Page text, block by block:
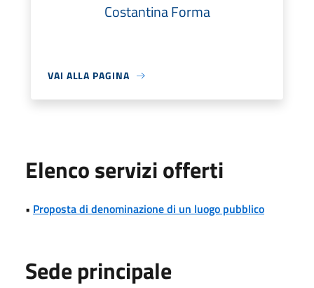
Costantina Forma
VAI ALLA PAGINA
Elenco servizi offerti
• Proposta di denominazione di un luogo pubblico
Sede principale